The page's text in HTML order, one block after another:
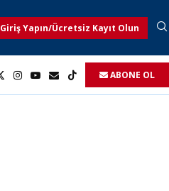
Giriş Yapın/Ücretsiz Kayıt Olun
ABONE OL